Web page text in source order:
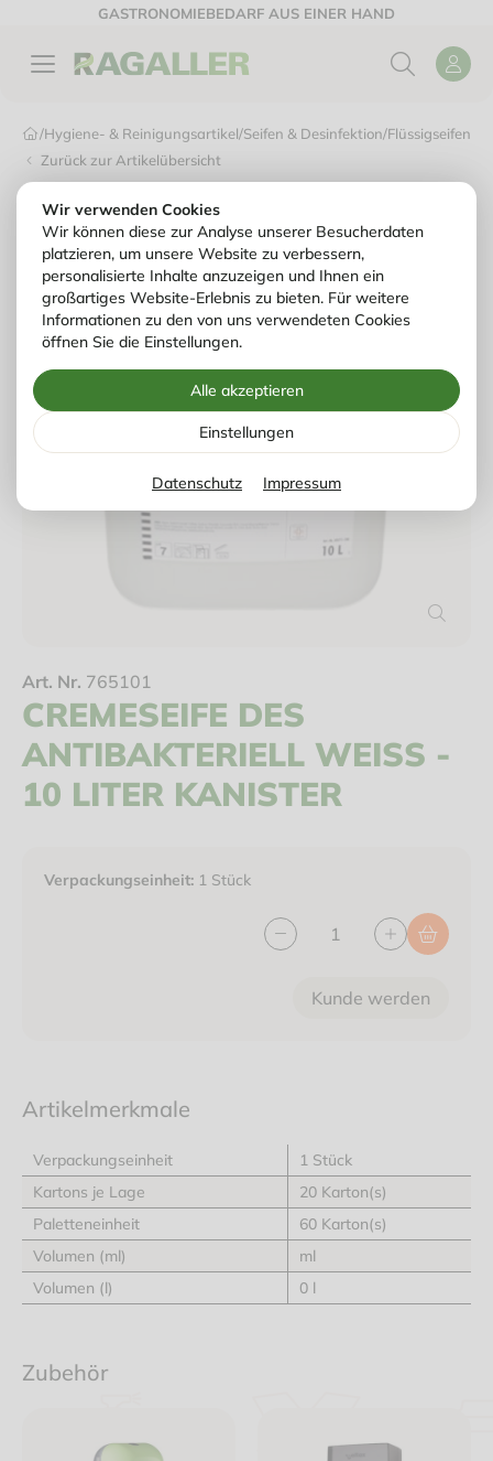
Wir verwenden Cookies
Wir können diese zur Analyse unserer Besucherdaten
platzieren, um unsere Website zu verbessern,
personalisierte Inhalte anzuzeigen und Ihnen ein
großartiges Website-Erlebnis zu bieten. Für weitere
Informationen zu den von uns verwendeten Cookies
öffnen Sie die Einstellungen.
Alle akzeptieren
Einstellungen
Datenschutz Impressum
GASTRONOMIEBEDARF AUS EINER HAND
/Hygiene- & Reinigungsartikel/Seifen & Desinfektion/Flüssigseifen,
Zurück zur Artikelübersicht
Art. Nr. 765101
CREMESEIFE DES
ANTIBAKTERIELL WEISS - 1
0 LITER KANISTER
Verpackungseinheit: 1 Stück
Kunde werden
Artikelmerkmale
Verpackungseinheit
1 Stück
Kartons je Lage
20 Karton(s)
Paletteneinheit
60 Karton(s)
Volumen (ml)
ml
Volumen (l)
0 l
Zubehör